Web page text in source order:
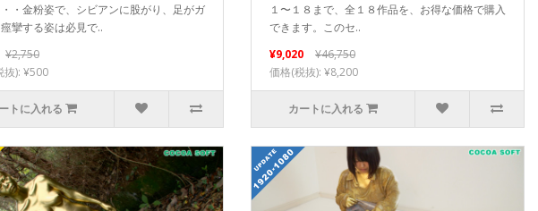
・金粉姿で、シビアンに股がり、足がガ
攣する姿は必見で..
¥2,750
抜): ¥500
トに入れる
１〜１８まで、全１８作品を、お得な価格で購入
できます。このセ..
¥9,020
¥46,750
価格(税抜): ¥8,200
カートに入れる